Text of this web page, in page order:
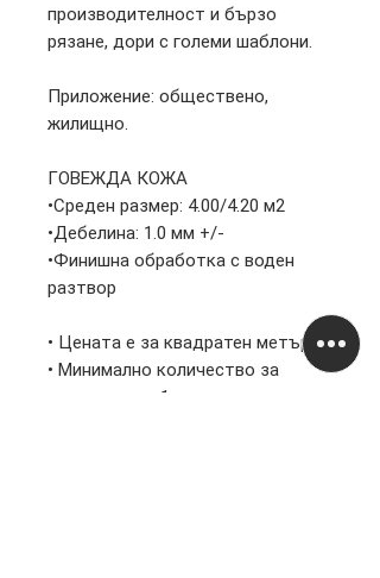
производителност и бързо
рязане, дори с големи шаблони.
Приложение: обществено,
жилищно.
ГОВЕЖДА КОЖА
•Среден размер: 4.00/4.20 м2
•Дебелина: 1.0 мм +/-
•Финишна обработка с воден
разтвор
• Цената е за квадратен метър
• Минимално количество за
закупуване – 1 кожа